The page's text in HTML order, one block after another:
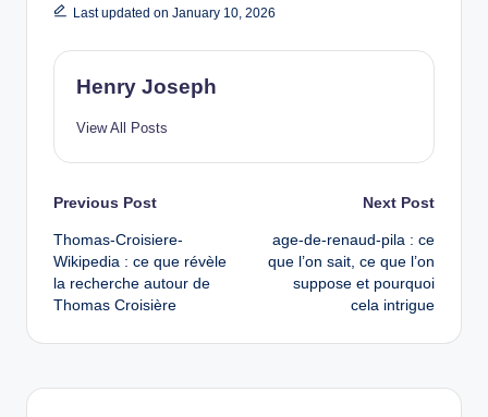
Last updated on January 10, 2026
Henry Joseph
View All Posts
Post
navigation
Previous Post
Thomas-Croisiere-
Wikipedia : ce que révèle
la recherche autour de
Thomas Croisière
Next Post
age-de-renaud-pila : ce
que l’on sait, ce que l’on
suppose et pourquoi
cela intrigue